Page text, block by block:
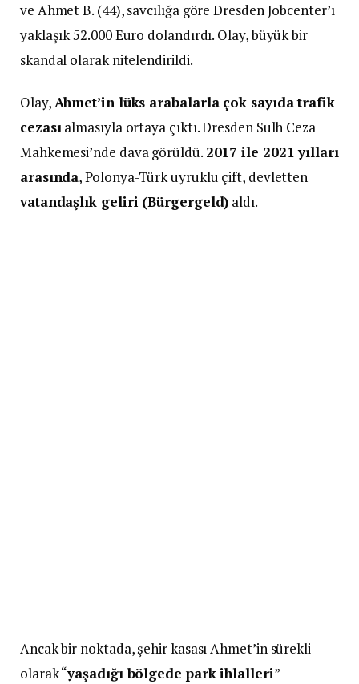
ve Ahmet B. (44), savcılığa göre Dresden Jobcenter’ı
yaklaşık 52.000 Euro dolandırdı. Olay, büyük bir
skandal olarak nitelendirildi.
Olay,Ahmet’in lüks arabalarla çok sayıda trafik
cezasıalmasıyla ortaya çıktı. Dresden Sulh Ceza
Mahkemesi’nde dava görüldü. 2017 ile 2021 yılları
arasında, Polonya-Türk uyruklu çift, devletten
vatandaşlık geliri (Bürgergeld) aldı.
Ancak bir noktada, şehir kasası Ahmet’in sürekli
olarak “yaşadığı bölgede park ihlalleri”